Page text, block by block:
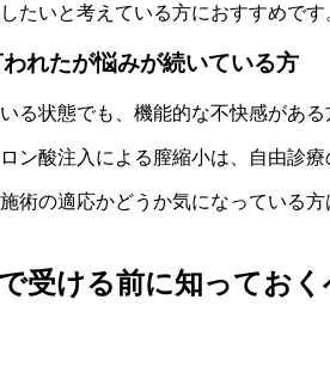
たいと考えている方におすすめです
れたが悩みが続いている方
る状態でも、機能的な不快感がある
ン酸注入による膣縮小は、自由診療
術の適応かどうか気になっている
受ける前に知ってお